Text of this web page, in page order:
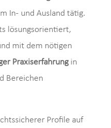
In- und Ausland tätig.
lösungsorientiert,
mit dem nötigen
Praxiserfahrungin
Bereichen
Profile auf